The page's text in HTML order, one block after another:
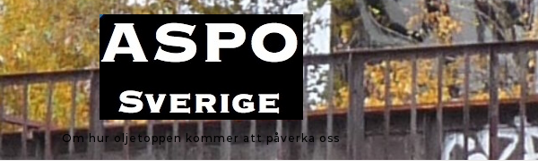
Om hur oljetoppen kommer att påverka oss